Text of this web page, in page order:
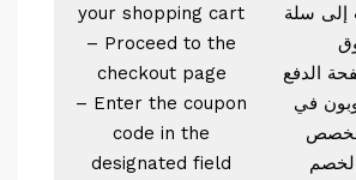
your shopping cart
– Proceed to the
checkout page
– Enter the coupon
code in the
designated field
إلى سلة
في